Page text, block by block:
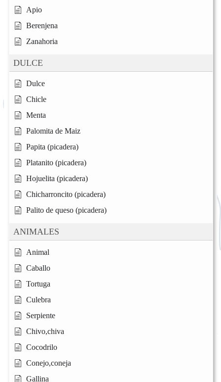
Apio
Berenjena
Zanahoria
DULCE
Dulce
Chicle
Menta
Palomita de Maiz
Papita (picadera)
Platanito (picadera)
Hojuelita (picadera)
Chicharroncito (picadera)
Palito de queso (picadera)
ANIMALES
Animal
Caballo
Tortuga
Culebra
Serpiente
Chivo,chiva
Cocodrilo
Conejo,coneja
Gallina